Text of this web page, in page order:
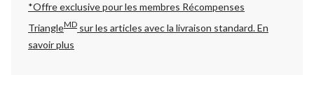
*Offre exclusive pour les membres Récompenses
TriangleMD sur les articles avec la livraison standard.En
savoir plus